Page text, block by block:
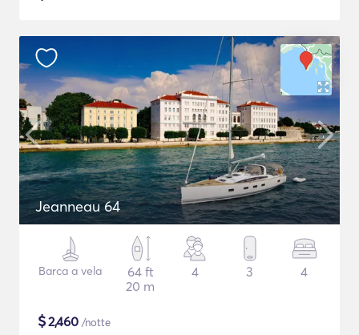
Jeanneau 64
Barca a vela
64 ft
20 m
4 3 4
$2,460 /notte